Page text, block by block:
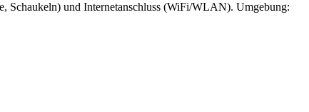
Schaukeln) und Internetanschluss (WiFi/WLAN). Umgebung: